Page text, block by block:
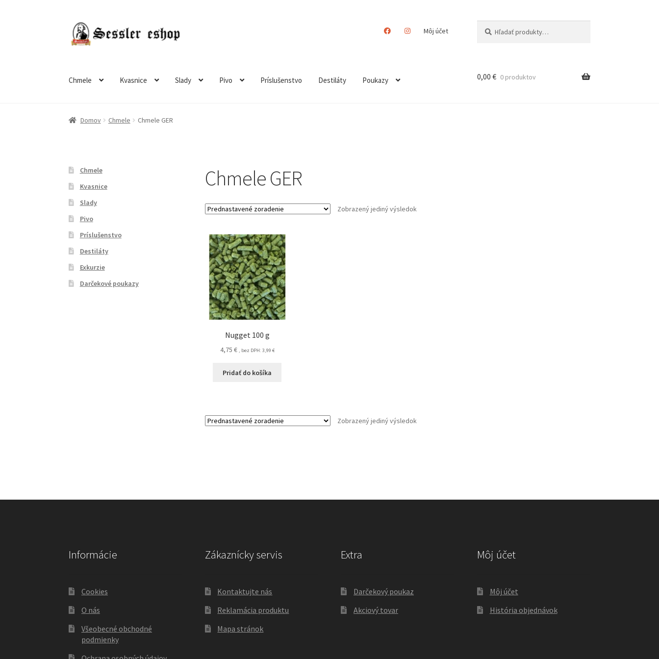
Môj účet
Chmele Kvasnice Slady Pivo Príslušenstvo Destiláty Poukazy 0,00 € 0 produktov
Domov Chmele Chmele GER
Chmele GER
Zobrazený jediný výsledok
Nugget 100 g
4,75 € , bez DPH: 3,99 €
Pridať do košíka
Zobrazený jediný výsledok
Chmele
Kvasnice
Slady
Pivo
Príslušenstvo
Destiláty
Exkurzie
Darčekové poukazy
Informácie
Cookies
O nás
Všeobecné obchodné
podmienky
Zákaznícky servis
Kontaktujte nás
Reklamácia produktu
Mapa stránok
Extra
Darčekový poukaz
Akciový tovar
Môj účet
Môj účet
História objednávok